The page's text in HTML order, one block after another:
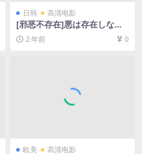
日韩 高清电影
[邪恶不存在]悪は存在しない
(2023)[百度网盘+夸克网盘10
80P超清未删减资源][网盘在
线播放/下载][MP4/6.7GB][中
2 年前 0
欧美 高清电影